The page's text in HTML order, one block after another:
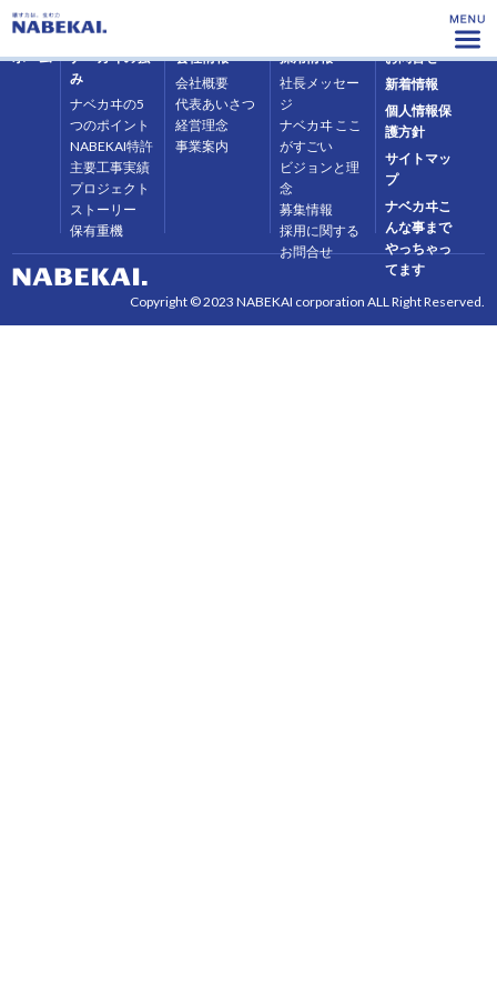
ホーム
ナベカヰの強
み
ナベカヰの5
つのポイント
NABEKAI特許
主要工事実績
プロジェクト
ストーリー
保有重機
会社情報
会社概要
代表あいさつ
経営理念
事業案内
採用情報
社長メッセー
ジ
ナベカヰ ここ
がすごい
ビジョンと理
念
募集情報
採用に関する
お問合せ
お問合せ
新着情報
個人情報保
護方針
サイトマッ
プ
ナベカヰこ
んな事まで
やっちゃっ
てます
Copyright © 2023 NABEKAI corporation ALL Right Reserved.